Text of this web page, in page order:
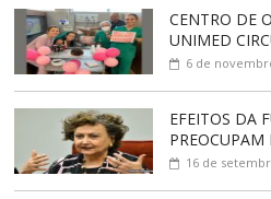
CENTRO DE
UNIMED
6 de
EFEITOS DA
PREOCUPAM
16 de